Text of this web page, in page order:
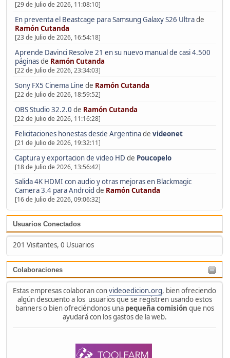
[29 de Julio de 2026, 11:08:10]
En preventa el Beastcage para Samsung Galaxy S26 Ultrade
Ramón Cutanda
[23 de Julio de 2026, 16:54:18]
Aprende Davinci Resolve 21 en su nuevo manual de casi 4.500
páginasde Ramón Cutanda
[22 de Julio de 2026, 23:34:03]
Sony FX5 Cinema Line de Ramón Cutanda
[22 de Julio de 2026, 18:59:52]
OBS Studio 32.2.0 de Ramón Cutanda
[22 de Julio de 2026, 11:16:28]
Felicitaciones honestas desde Argentinade videonet
[21 de Julio de 2026, 19:32:11]
Captura y exportacion de video HD de Poucopelo
[18 de Julio de 2026, 13:56:42]
Salida 4K HDMI con audio y otras mejoras en Blackmagic
Camera 3.4 para Android de Ramón Cutanda
[16 de Julio de 2026, 09:06:32]
Usuarios Conectados
201 Visitantes, 0 Usuarios
Colaboraciones
Estas empresas colaboran convideoedicion.org, bien ofreciendo
algún descuento a los usuarios que se registren usando estos
banners o bien ofreciéndonos una pequeña comisión que nos
ayudará con los gastos de la web.